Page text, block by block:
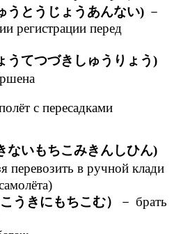
うとうじょうあんない) －
регистрации перед
うてつづきしゅうりょう)
с пересадками
ないもちこみきんしひん)
перевозить в ручной клади
うきにもちこむ）
－ брать